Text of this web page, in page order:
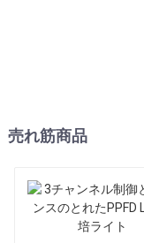
売れ筋商品